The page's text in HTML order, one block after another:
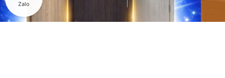
Zalo